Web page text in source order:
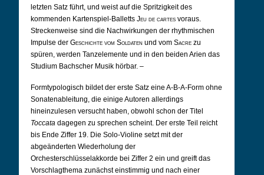
letzten Satz führt, und weist auf die Spritzigkeit des
kommenden Kartenspiel-Balletts Jeu de cartes voraus.
Streckenweise sind die Nachwirkungen der rhythmischen
Impulse der Geschichte vom Soldaten und vom Sacre zu
spüren, werden Tanzelemente und in den beiden Arien das
Studium Bachscher Musik hörbar. –
Formtypologisch bildet der erste Satz eine A-B-A-Form ohne
Sonatenableitung, die einige Autoren allerdings
hineinzulesen versucht haben, obwohl schon der Titel
Toccata dagegen zu sprechen scheint. Der erste Teil reicht
bis Ende Ziffer 19. Die Solo-Violine setzt mit der
abgeänderten Wiederholung der
Orchesterschlüsselakkorde bei Ziffer 2 ein und greift das
Vorschlagthema zunächst einstimmig und nach einer